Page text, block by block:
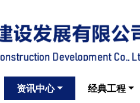
资讯中心 经典工程